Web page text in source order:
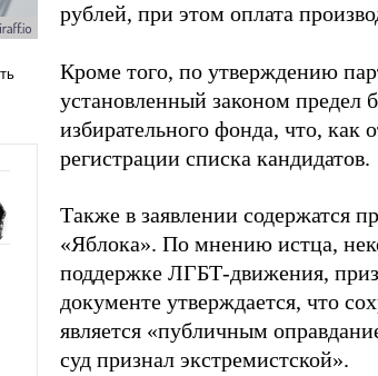
рублей, при этом оплата
Кроме того, по утверждению
установленный законом предел
избирательного фонда, что, как
регистрации списка кандидатов.
Также в заявлении содержатся
«Яблока». По мнению истца,
поддержке ЛГБТ-движения,
документе утверждается, что
является «публичным
суд признал экстремистской».